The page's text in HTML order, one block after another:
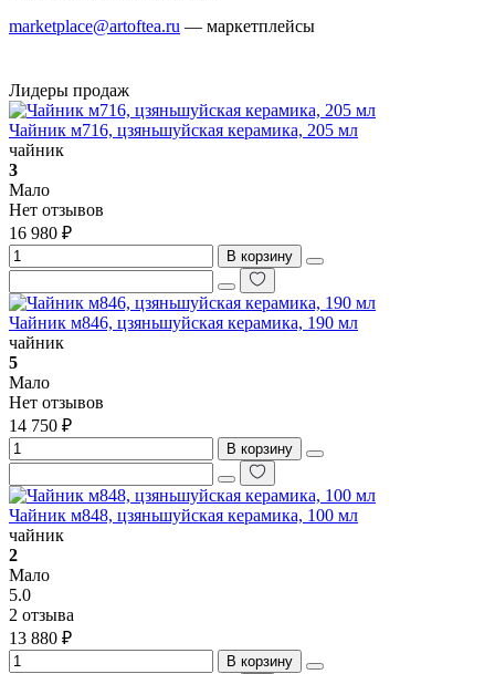
marketplace@artoftea.ru — маркетплейсы
Лидеры продаж
Чайник м716, цзяньшуйская керамика, 205 мл
чайник
3
Мало
Нет отзывов
16 980 ₽
В корзину
Чайник м846, цзяньшуйская керамика, 190 мл
чайник
5
Мало
Нет отзывов
14 750 ₽
В корзину
Чайник м848, цзяньшуйская керамика, 100 мл
чайник
2
Мало
5.0
2 отзыва
13 880 ₽
В корзину